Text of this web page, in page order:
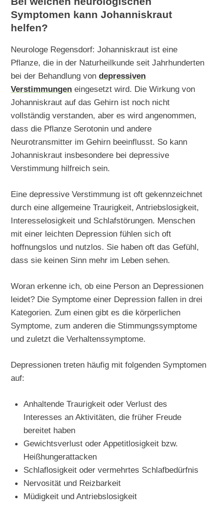
Symptomen kann Johanniskraut
helfen?
Neurologe Regensdorf: Johanniskraut ist eine
Pflanze, die in der Naturheilkunde seit Jahrhunderten
bei der Behandlung vondepressiven
Verstimmungen eingesetzt wird. Die Wirkung von
Johanniskraut auf das Gehirn ist noch nicht
vollständig verstanden, aber es wird angenommen,
dass die Pflanze Serotonin und andere
Neurotransmitter im Gehirn beeinflusst. So kann
Johanniskraut insbesondere bei depressive
Verstimmung hilfreich sein.
Eine depressive Verstimmung ist oft gekennzeichnet
durch eine allgemeine Traurigkeit, Antriebslosigkeit,
Interesselosigkeit und Schlafstörungen. Menschen
mit einer leichten Depression fühlen sich oft
hoffnungslos und nutzlos. Sie haben oft das Gefühl,
dass sie keinen Sinn mehr im Leben sehen.
Woran erkenne ich, ob eine Person an Depressionen
leidet? Die Symptome einer Depression fallen in drei
Kategorien. Zum einen gibt es die körperlichen
Symptome, zum anderen die Stimmungssymptome
und zuletzt die Verhaltenssymptome.
Depressionen treten häufig mit folgenden Symptomen
auf:
Anhaltende Traurigkeit oder Verlust des
Interesses an Aktivitäten, die früher Freude
bereitet haben
Gewichtsverlust oder Appetitlosigkeit bzw.
Heißhungerattacken
Schlaflosigkeit oder vermehrtes Schlafbedürfnis
Nervosität und Reizbarkeit
Müdigkeit und Antriebslosigkeit